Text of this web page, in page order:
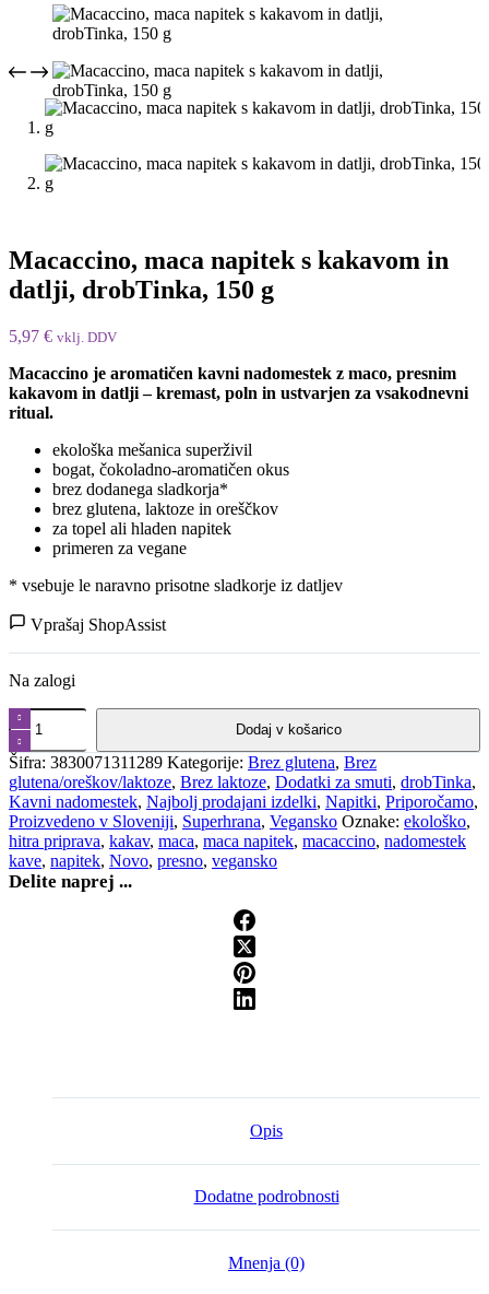
Macaccino, maca napitek s kakavom in
datlji, drobTinka, 150 g
5,97 € vklj. DDV
Macaccino je aromatičen kavni nadomestek z maco, presnim
kakavom in datlji – kremast, poln in ustvarjen za vsakodnevni
ritual.
ekološka mešanica superživil
bogat, čokoladno-aromatičen okus
brez dodanega sladkorja*
brez glutena, laktoze in oreščkov
za topel ali hladen napitek
primeren za vegane
* vsebuje le naravno prisotne sladkorje iz datljev
Vprašaj ShopAssist
Na zalogi
Macaccino,
maca
napitek
s
kakavom
in
datlji,
drobTinka,
150
g
Dodaj v košarico
Šifra: 3830071311289 Kategorije: Brez glutena, Brez
glutena/oreškov/laktoze, Brez laktoze, Dodatki za smuti, drobTinka,
Kavni nadomestek, Najbolj prodajani izdelki, Napitki, Priporočamo,
Proizvedeno v Sloveniji, Superhrana, Vegansko Oznake: ekološko,
hitra priprava, kakav, maca, maca napitek, macaccino, nadomestek
kave, napitek, Novo, presno, vegansko
Delite naprej ...
Opis
Dodatne podrobnosti
Mnenja (0)